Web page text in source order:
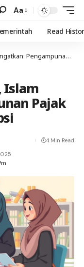
Aa
Read
Pajak Jangan Tutupi Korupsi
Islam
Pajak
4 Min Read